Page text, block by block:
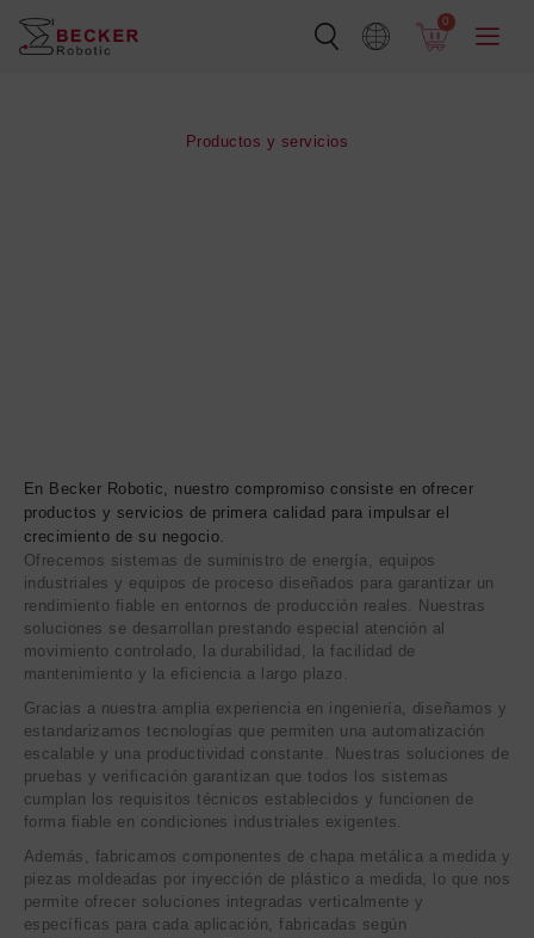
0
Productos y servicios
En Becker Robotic, nuestro compromiso consiste en ofrecer
productos y servicios de primera calidad para impulsar el
crecimiento de su negocio.
Ofrecemos sistemas de suministro de energía, equipos
industriales y equipos de proceso diseñados para garantizar un
rendimiento fiable en entornos de producción reales. Nuestras
soluciones se desarrollan prestando especial atención al
movimiento controlado, la durabilidad, la facilidad de
mantenimiento y la eficiencia a largo plazo.
Gracias a nuestra amplia experiencia en ingeniería, diseñamos y
estandarizamos tecnologías que permiten una automatización
escalable y una productividad constante. Nuestras soluciones de
pruebas y verificación garantizan que todos los sistemas
cumplan los requisitos técnicos establecidos y funcionen de
forma fiable en condiciones industriales exigentes.
Además, fabricamos componentes de chapa metálica a medida y
piezas moldeadas por inyección de plástico a medida, lo que nos
permite ofrecer soluciones integradas verticalmente y
específicas para cada aplicación, fabricadas según